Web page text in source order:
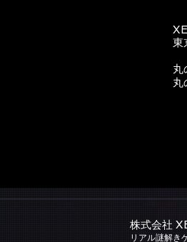
東
丸
丸
株式会社
リアル謎解き